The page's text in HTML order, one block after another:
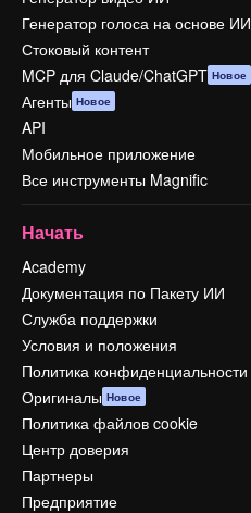
Генератор голоса на основе ИИ
Стоковый контент
MCP для Claude/ChatGPT Новое
Агенты Новое
API
Мобильное приложение
Все инструменты Magnific
Начать
Academy
Документация по Пакету ИИ
Служба поддержки
Условия и положения
Политика конфиденциальности
Оригиналы Новое
Политика файлов cookie
Центр доверия
Партнеры
Предприятие